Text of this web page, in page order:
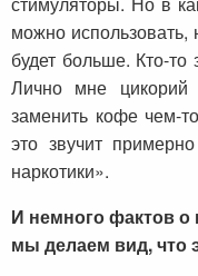
можно
будет больше. Кто-
Лично мне цикорий
заменить кофе чем-
это звучит
наркотики».
И немного фактов
мы делаем вид, что